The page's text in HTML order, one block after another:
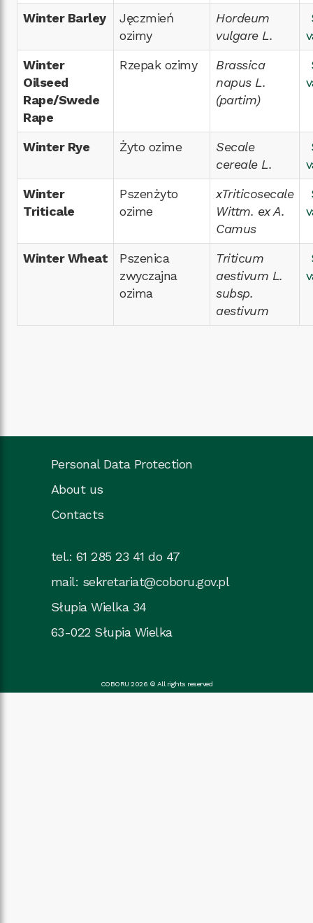
Winter Barley
Jęczmień
ozimy
Hordeum
vulgare L.
Winter
Oilseed
Rape/Swede
Rape
Rzepak ozimy
Brassica
napus L.
(partim)
Winter Rye Żyto ozime
Secale
cereale L.
Winter
Triticale
Pszenżyto
ozime
xTriticosecale
Wittm. ex A.
Camus
Winter Wheat
Pszenica
zwyczajna
ozima
Triticum
aestivum L.
subsp.
aestivum
Personal Data Protection
About us
Contacts
tel.: 61 285 23 41 do 47
mail: sekretariat@coboru.gov.pl
Słupia Wielka 34
63-022 Słupia Wielka
COBORU 2026 © All rights reserved